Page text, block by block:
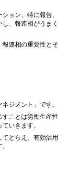
ョン、特に報告、
、報連相がうまく
報連相の重要性とそ
ジメント」です。
ことは労働生産性
いきます。
とらえ、有効活用